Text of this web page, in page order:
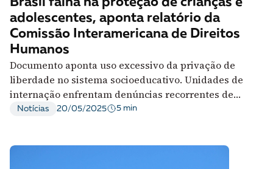
adolescentes, aponta relatório da
Comissão Interamericana de Direitos
Humanos
Documento aponta uso excessivo da privação de
liberdade no sistema socioeducativo. Unidades de
internação enfrentam denúncias recorrentes de
tortura, superlotação, uso indiscriminado de armas de
Notícias 20/05/2025 5 min